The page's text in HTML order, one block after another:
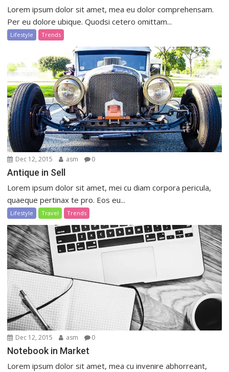
Lorem ipsum dolor sit amet, mea eu dolor comprehensam.
Per eu dolore ubique. Quodsi cetero omittam...
Lifestyle Trends
Dec 12, 2015 asm 0
Antique in Sell
Lorem ipsum dolor sit amet, mei cu diam corpora pericula,
quaeque pertinax te pro. Eos eu...
Lifestyle Travel Trends
Dec 12, 2015 asm 0
Notebook in Market
Lorem ipsum dolor sit amet, mea cu invenire abhorreant,